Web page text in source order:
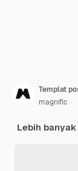
Templat
magnific
Lebih